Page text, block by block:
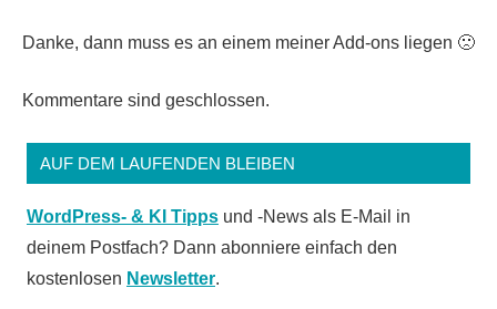
Danke, dann muss es an einem meiner Add-ons liegen 🙁
Kommentare sind geschlossen.
AUF DEM LAUFENDEN BLEIBEN
WordPress- & KI Tipps und -News als E-Mail in
deinem Postfach? Dann abonniere einfach den
kostenlosen Newsletter.